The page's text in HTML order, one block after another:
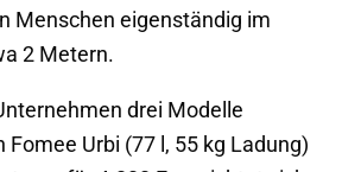
Menschen eigenständig im
2 Metern.
drei Modelle
Fomee Urbi (77 l, 55 kg Ladung)